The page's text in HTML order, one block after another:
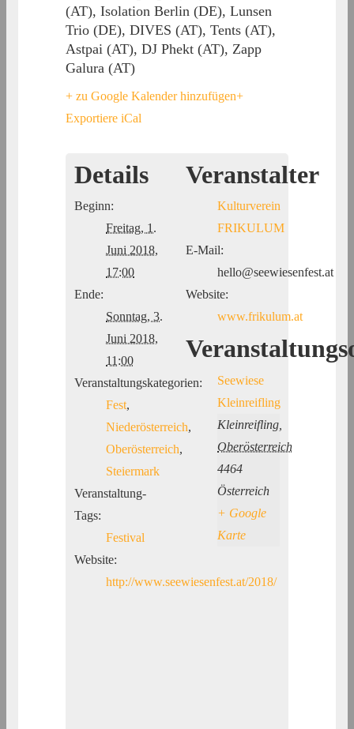
(AT), Isolation Berlin (DE), Lunsen
Trio (DE), DIVES (AT), Tents (AT),
Astpai (AT), DJ Phekt (AT), Zapp
Galura (AT)
+ zu Google Kalender hinzufügen+
Exportiere iCal
Details
Beginn:
Freitag, 1.
Juni 2018,
17:00
Ende:
Sonntag, 3.
Juni 2018,
11:00
Veranstaltungskategorien:
Fest,
Niederösterreich,
Oberösterreich,
Steiermark
Veranstaltung-
Tags:
Festival
Website:
http://www.seewiesenfest.at/2018/
Veranstalter
Kulturverein
FRIKULUM
E-Mail:
hello@seewiesenfest.at
Website:
www.frikulum.at
Seewiese
Kleinreifling
Kleinreifling
Oberösterreich
4464
Österreich
+ Google
Karte